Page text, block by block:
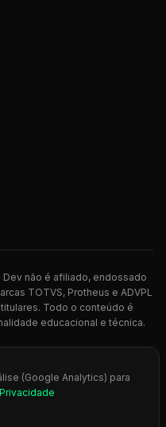
Dev não é afiliado, endossado
TOTVS, Protheus e ADVPL
Todo o conteúdo é
educacional e técnica.
para desenvolvedores
(Google Analytics) para